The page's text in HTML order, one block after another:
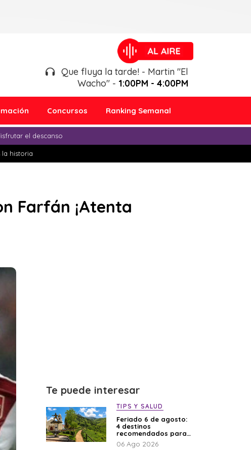
Que fluya la tarde! - Martin "El
Wacho" - 1:00PM - 4:00PM
Concursos Ranking Semanal
el descanso
la historia
Farfán ¡Atenta
Te puede interesar
TIPS Y SALUD
Feriado 6 de agosto:
4 destinos
recomendados para
disfrutar el descanso
06 Ago 2026